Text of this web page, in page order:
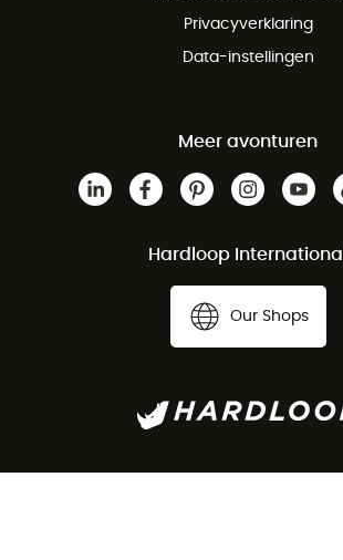
Privacyverklaring
Data-instellingen
Meer avonturen
Hardloop International
Our Shops